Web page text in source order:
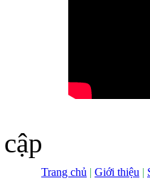
Trang chủ | Giới thiệu |